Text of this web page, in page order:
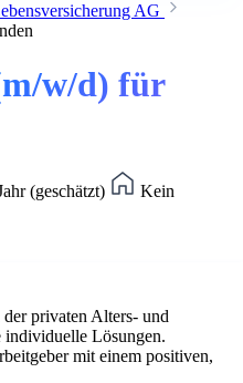
AG
w/d) für
(geschätzt)
Kein
privaten Alters- und
Lösungen.
mit einem positiven,